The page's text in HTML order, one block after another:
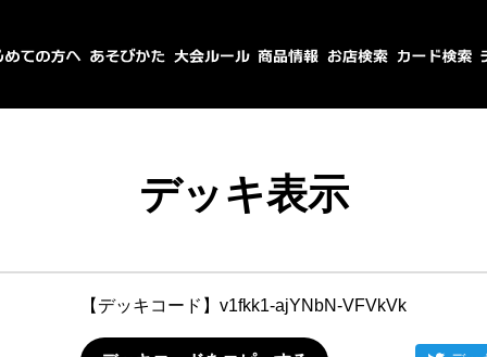
デッキ表示
【デッキコード】 v1fkk1-ajYNbN-VFVkVk